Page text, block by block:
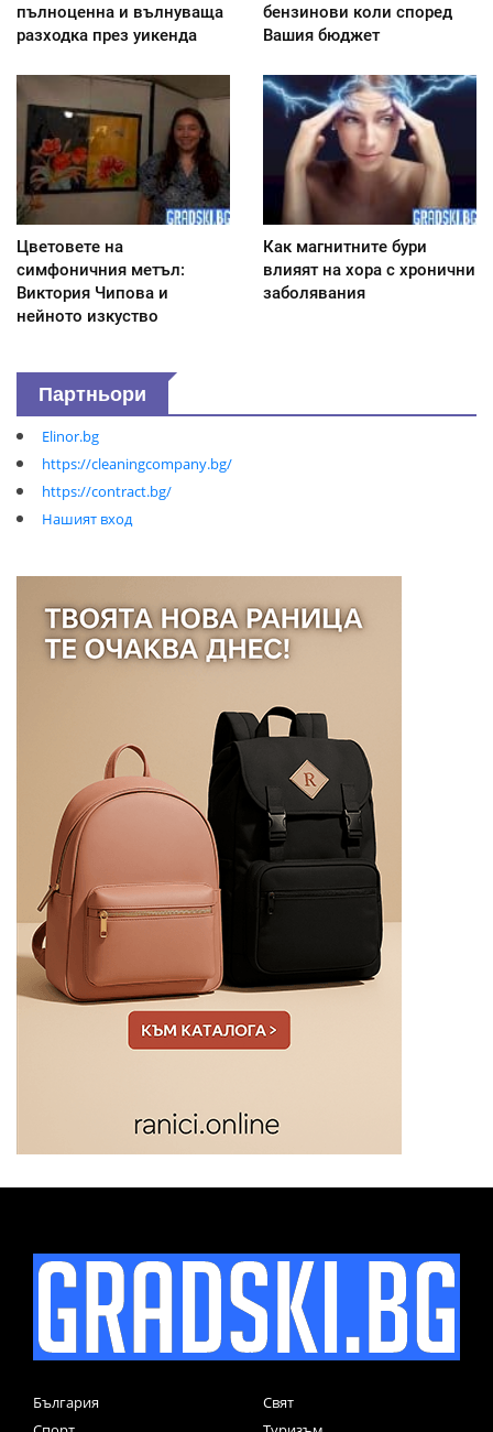
пълноценна и вълнуваща
разходка през уикенда
бензинови коли според
Вашия бюджет
Цветовете на
симфоничния метъл:
Виктория Чипова и
нейното изкуство
Как магнитните бури
влияят на хора с хронични
заболявания
Партньори
Elinor.bg
https://cleaningcompany.bg/
https://contract.bg/
Нашият вход
България
Свят